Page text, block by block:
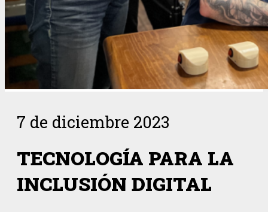
7 de diciembre 2023
TECNOLOGÍA PARA LA
INCLUSIÓN DIGITAL